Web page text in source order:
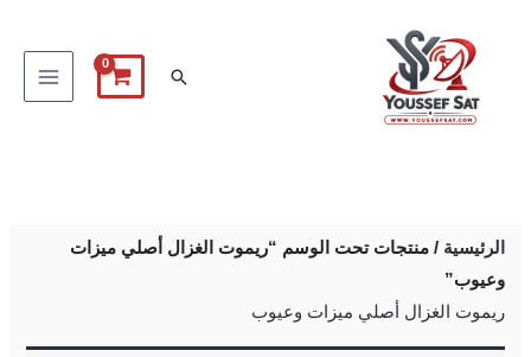
البحث
الرئيسية / منتجات تحت الوسم “ريموت الغزال أصلي ميزات
وعيوب”
ريموت الغزال أصلي ميزات وعيوب